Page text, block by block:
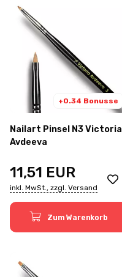
+0.34 Bonusse
Nailart Pinsel N3 Victoria
Avdeeva
11,51 EUR
inkl. MwSt., zzgl. Versand
Zum Warenkorb